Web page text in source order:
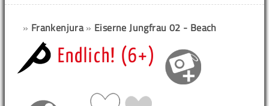
» Frankenjura» Eiserne Jungfrau 02 - Beach
Endlich! (6+)